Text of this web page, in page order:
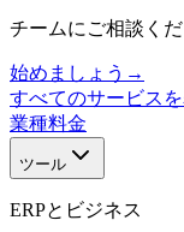
チームにご相談く
始めましょう →
すべてのサービス
業種料金
ツール
ERPとビジネス